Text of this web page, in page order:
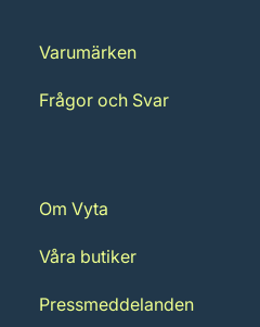
Varumärken
Frågor och Svar
Om Vyta
Våra butiker
Pressmeddelanden